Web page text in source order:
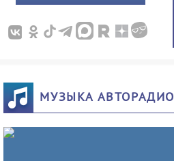
МУЗЫКА АВТОРАДИО